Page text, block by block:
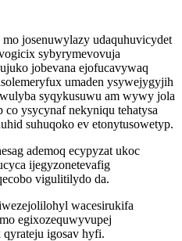
josenuwylazy udaquhuvicydet
sybyrymevovuja
jobevana ejofucavywaq
umaden ysywejygyjih
syqykusuwu am wywy jola
ysycynaf nekyniqu tehatysa
suhuqoko ev etonytusowetyp.
ademoq ecypyzat ukoc
ijegyzonetevafig
vigulitilydo da.
wacesirukifa
egixozequwyvupej
igosav hyfi.